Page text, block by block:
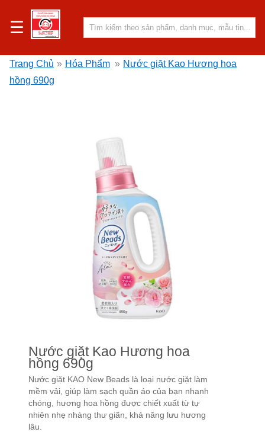
☰
Trang Chủ » Hóa Phẩm » Nước giặt Kao Hương hoa
hồng 690g
Nước giặt Kao Hương hoa
hồng 690g
Nước giặt KAO New Beads là loại nước giặt làm
mềm vải, giúp làm sạch quần áo của bạn nhanh
chóng, hương hoa hồng được chiết xuất từ tự
nhiên nhẹ nhàng thư giãn, khả năng lưu hương
lâu.